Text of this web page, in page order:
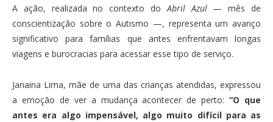
A ação, realizada no contexto doAbril Azul— mês de
conscientização sobre o Autismo —, representa um avanço
significativo para famílias que antes enfrentavam longas
viagens e burocracias para acessar esse tipo de serviço.
Janaina Lima, mãe de uma das crianças atendidas, expressou
a emoção de ver a mudança acontecer de perto:“O que
antes era algo impensável, algo muito difícil para as